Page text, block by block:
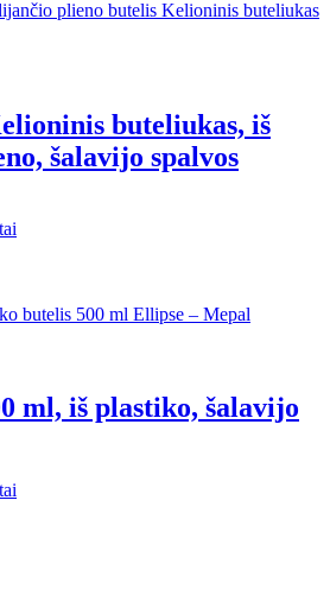
buteliukas, iš
šalavijo spalvos
ml, iš plastiko, šalavijo